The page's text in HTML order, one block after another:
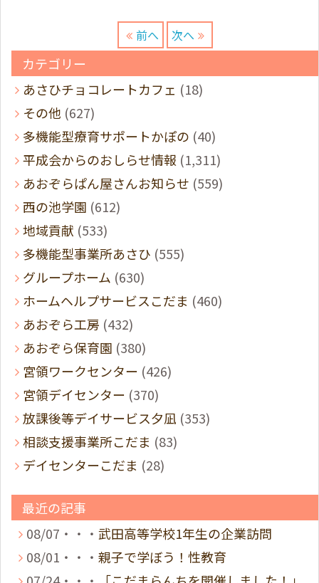
前へ 次へ
カテゴリー
あさひチョコレートカフェ (18)
その他 (627)
多機能型療育サポートかぽの (40)
平成会からのおしらせ情報 (1,311)
あおぞらぱん屋さんお知らせ (559)
西の池学園 (612)
地域貢献 (533)
多機能型事業所あさひ (555)
グループホーム (630)
ホームヘルプサービスこだま (460)
あおぞら工房 (432)
あおぞら保育園 (380)
宮領ワークセンター (426)
宮領デイセンター (370)
放課後等デイサービス夕凪 (353)
相談支援事業所こだま (83)
デイセンターこだま (28)
最近の記事
08/07・・・ 武田高等学校1年生の企業訪問
08/01・・・ 親子で学ぼう！性教育